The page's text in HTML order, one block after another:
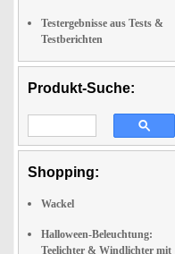
Testergebnisse aus Tests &
Testberichten
Produkt-Suche:
Shopping:
Wackel
Halloween-Beleuchtung:
Teelichter & Windlichter mit